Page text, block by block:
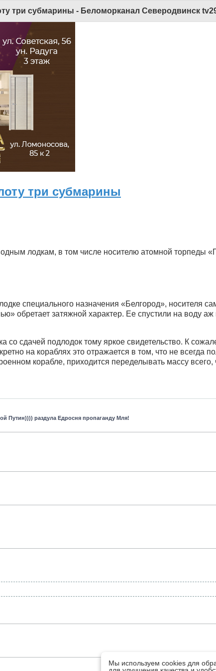
три субмарины - Беломорканал Северодвинск
три субмарины
лодкам, в том числе носителю атомной торпеды
специального назначения «Белгород», носителя
обретает затяжной характер. Ее спустили на воду
сдачей подлодок тому яркое свидетельство. К
на кораблях это отражается в том, что не всегда
корабле, приходится переделывать массу всего,
Путин)))) раздула Едросня пропаганду Мля!
Версия для ПК
tv29.ru
the GNU General Public License.
Mobile Joomla!
Version
редактор: Рудалев А.Г.
агентства не допускается. 18+
Мы используем cookies для